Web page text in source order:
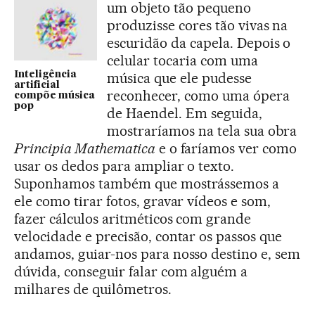
Inteligência
artificial
compõe música
pop
um objeto tão pequeno
produzisse cores tão vivas na
escuridão da capela. Depois o
celular tocaria com uma
música que ele pudesse
reconhecer, como uma ópera
de Haendel. Em seguida,
mostraríamos na tela sua obra
Principia Mathematica e o faríamos ver como
usar os dedos para ampliar o texto.
Suponhamos também que mostrássemos a
ele como tirar fotos, gravar vídeos e som,
fazer cálculos aritméticos com grande
velocidade e precisão, contar os passos que
andamos, guiar-nos para nosso destino e, sem
dúvida, conseguir falar com alguém a
milhares de quilômetros.